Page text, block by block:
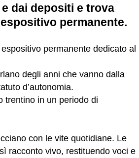
dai depositi e trova
permanente.
permanente dedicato al
degli anni che vanno dalla
d’autonomia.
trentino in un periodo di
con le vite quotidiane. Le
racconto vivo, restituendo voci e